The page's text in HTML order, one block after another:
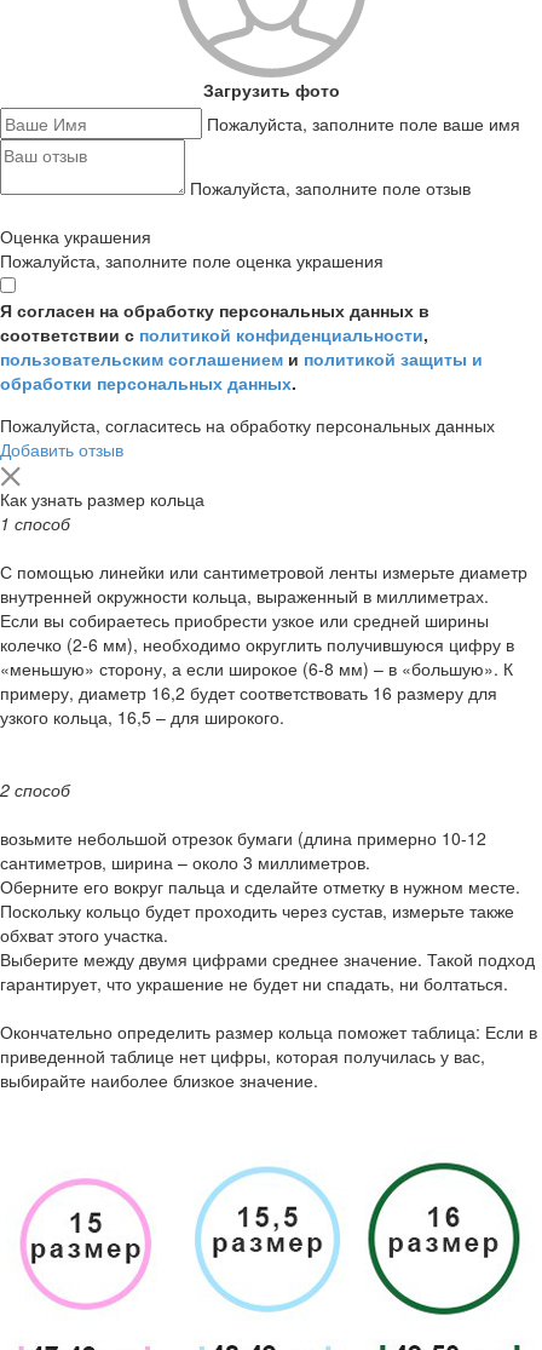
Загрузить фото
Пожалуйста, заполните поле ваше имя
Пожалуйста, заполните поле отзыв
Оценка украшения
Пожалуйста, заполните поле оценка украшения
Я согласен на обработку персональных данных в
соответствии с политикой конфиденциальности,
пользовательским соглашением и политикой защиты и
обработки персональных данных.
Пожалуйста, согласитесь на обработку персональных данных
Добавить отзыв
Как узнать размер кольца
1 способ
С помощью линейки или сантиметровой ленты измерьте диаметр
внутренней окружности кольца, выраженный в миллиметрах.
Если вы собираетесь приобрести узкое или средней ширины
колечко (2-6 мм), необходимо округлить получившуюся цифру в
«меньшую» сторону, а если широкое (6-8 мм) – в «большую». К
примеру, диаметр 16,2 будет соответствовать 16 размеру для
узкого кольца, 16,5 – для широкого.
2 способ
возьмите небольшой отрезок бумаги (длина примерно 10-12
сантиметров, ширина – около 3 миллиметров.
Оберните его вокруг пальца и сделайте отметку в нужном месте.
Поскольку кольцо будет проходить через сустав, измерьте также
обхват этого участка.
Выберите между двумя цифрами среднее значение. Такой подход
гарантирует, что украшение не будет ни спадать, ни болтаться.
Окончательно определить размер кольца поможет таблица: Если в
приведенной таблице нет цифры, которая получилась у вас,
выбирайте наиболее близкое значение.